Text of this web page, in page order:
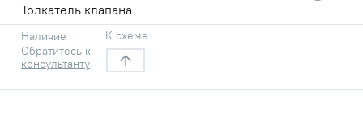
Толкатель клапана
Наличие
Обратитесь к
консультанту
К схеме